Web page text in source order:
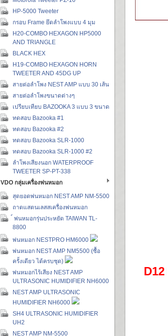
HP-5000 Tweeter
กรอบ Frame ยึดลำโพงแบบ 4 มุม
H20-COMBO HEXAGON HP5000
AND TRIANGLE
BLACK HEX
H19-COMBO HEXAGON HORN
TWEETER AND 45DG UP
สายต่อลำโพง NEST AMP แบบ 30 เส้น
สายต่อลำโพงขนาดต่างๆ
เปรียบเทียบ BAZOOKA 3 แบบ 3 ขนาด
ทดสอบ Bazooka #1
ทดสอบ Bazooka #2
ทดสอบ Bazooka SLR-1000
ทดสอบ Bazooka SLR-1000 #2
ลำโพงเสียงนอก WATERPROOF
TWEETER SP-PT-338
VDO กลุ่มเครื่องพ่นหมอก
สุดยอดพ่นหมอก NEST AMP NM-5500
ถาดแสตนเลสสเครื่องพ่นหมอก
์ พ่นหมอกรุ่นประหยัด TAIWAN TL-
8800
พ่นหมอก NESTPRO HM6000
พ่นหมอก NEST AMP NM5500 (ซื้อ
ครั้งเดียว ได้ครบชุด)
พ่นหมอกไร้เสียง NEST AMP
ULTRASONIC HUMIDIFIER NH6000
NEST AMP ULTRASONIC
HUMIDIFIER NH6000
SH4 ULTRASONIC HUMIDIFIER
UH2
NEST AMP NM-5500
D12